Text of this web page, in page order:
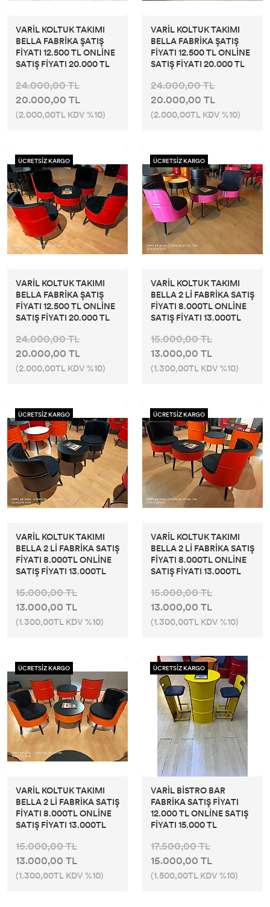
VARİL KOLTUK TAKIMI
BELLA FABRİKA ŞATIŞ
FİYATI 12.500 TL ONLİNE
SATIŞ FİYATI 20.000 TL
24.000,00 TL
20.000,00 TL
(2.000,00TL KDV %10)
VARİL KOLTUK TAKIMI
BELLA FABRİKA ŞATIŞ
FİYATI 12.500 TL ONLİNE
SATIŞ FİYATI 20.000 TL
24.000,00 TL
20.000,00 TL
(2.000,00TL KDV %10)
ÜCRETSİZ KARGO
VARİL KOLTUK TAKIMI
BELLA FABRİKA ŞATIŞ
FİYATI 12.500 TL ONLİNE
SATIŞ FİYATI 20.000 TL
24.000,00 TL
20.000,00 TL
(2.000,00TL KDV %10)
ÜCRETSİZ KARGO
VARİL KOLTUK TAKIMI
BELLA 2 Lİ FABRİKA SATIŞ
FİYATI 8.000TL ONLİNE
SATIŞ FİYATI 13.000TL
15.000,00 TL
13.000,00 TL
(1.300,00TL KDV %10)
ÜCRETSİZ KARGO
VARİL KOLTUK TAKIMI
BELLA 2 Lİ FABRİKA SATIŞ
FİYATI 8.000TL ONLİNE
SATIŞ FİYATI 13.000TL
15.000,00 TL
13.000,00 TL
(1.300,00TL KDV %10)
ÜCRETSİZ KARGO
VARİL KOLTUK TAKIMI
BELLA 2 Lİ FABRİKA SATIŞ
FİYATI 8.000TL ONLİNE
SATIŞ FİYATI 13.000TL
15.000,00 TL
13.000,00 TL
(1.300,00TL KDV %10)
ÜCRETSİZ KARGO
VARİL KOLTUK TAKIMI
BELLA 2 Lİ FABRİKA SATIŞ
FİYATI 8.000TL ONLİNE
SATIŞ FİYATI 13.000TL
15.000,00 TL
13.000,00 TL
(1.300,00TL KDV %10)
ÜCRETSİZ KARGO
VARİL BİSTRO BAR
FABRİKA SATIŞ FİYATI
12.000 TL ONLİNE SATIŞ
FİYATI 15.000 TL
17.500,00 TL
15.000,00 TL
(1.500,00TL KDV %10)